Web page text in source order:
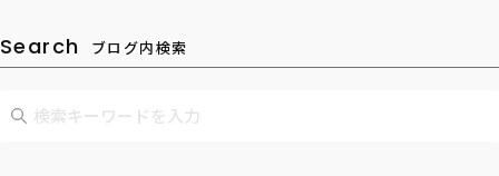
Search ブログ内検索